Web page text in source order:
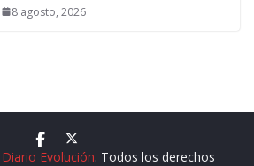
8 agosto, 2026
Diario Evolución. Todos los derechos